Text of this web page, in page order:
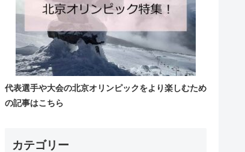
代表選手や大会の北京オリンピックをより楽しむため
の記事はこちら
カテゴリー